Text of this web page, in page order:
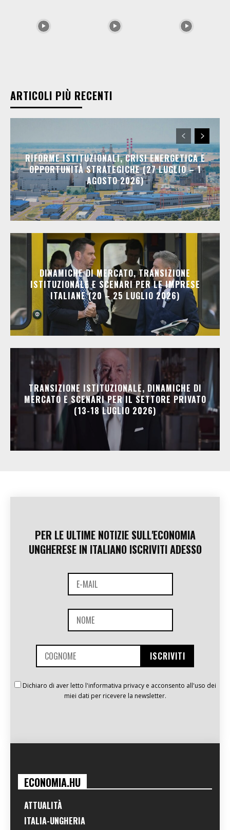
ARTICOLI PIÙ RECENTI
RIFORME ISTITUZIONALI, CRISI ENERGETICA E
OPPORTUNITÀ STRATEGICHE (27 LUGLIO – 1
AGOSTO 2026)
DINAMICHE DI MERCATO, TRANSIZIONE
ISTITUZIONALE E SCENARI PER LE IMPRESE
ITALIANE (20 – 25 LUGLIO 2026)
TRANSIZIONE ISTITUZIONALE, DINAMICHE DI
MERCATO E SCENARI PER IL SETTORE PRIVATO
(13-18 LUGLIO 2026)
PER LE ULTIME NOTIZIE SULL'ECONOMIA
UNGHERESE IN ITALIANO ISCRIVITI ADESSO
Dichiaro di aver letto l'informativa privacy e acconsento all'uso dei
miei dati per ricevere la newsletter.
ECONOMIA.HU
ATTUALITÀ
ITALIA-UNGHERIA